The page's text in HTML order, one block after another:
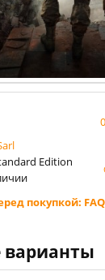
Edition
покупкой:
варианты